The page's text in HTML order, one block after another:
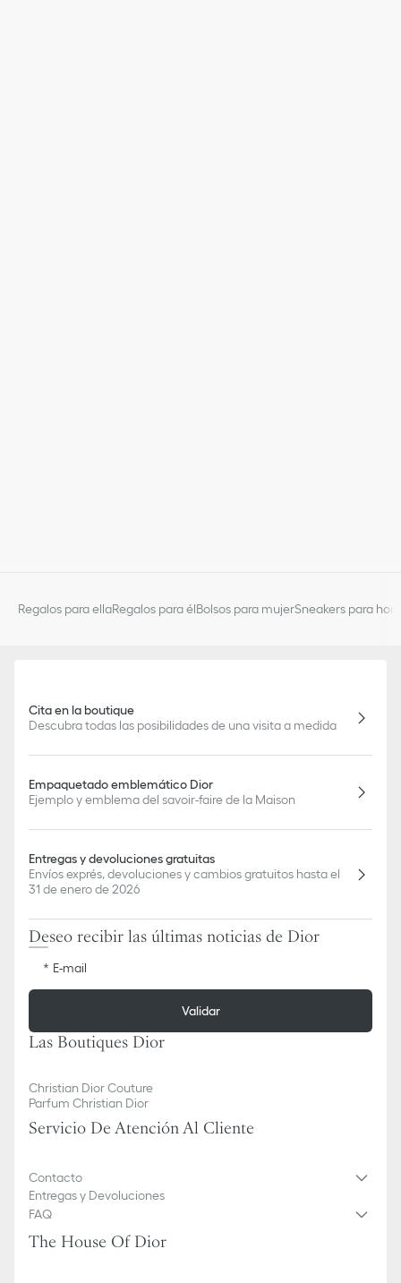
Regalos para ellaRegalos para élBolsos para mujerSneakers para
Cita en la boutique
Descubra todas las posibilidades de una visita a medida
Empaquetado emblemático Dior
Ejemplo y emblema del savoir-faire de la Maison
Entregas y devoluciones gratuitas
Envíos exprés, devoluciones y cambios gratuitos hasta el
31 de enero de 2026
Deseo recibir las últimas noticias de Dior
E-mail
Validar
Las Boutiques Dior
Christian Dior Couture
Parfum Christian Dior
Servicio De Atención Al Cliente
Contacto
Entregas y Devoluciones
FAQ
The House Of Dior